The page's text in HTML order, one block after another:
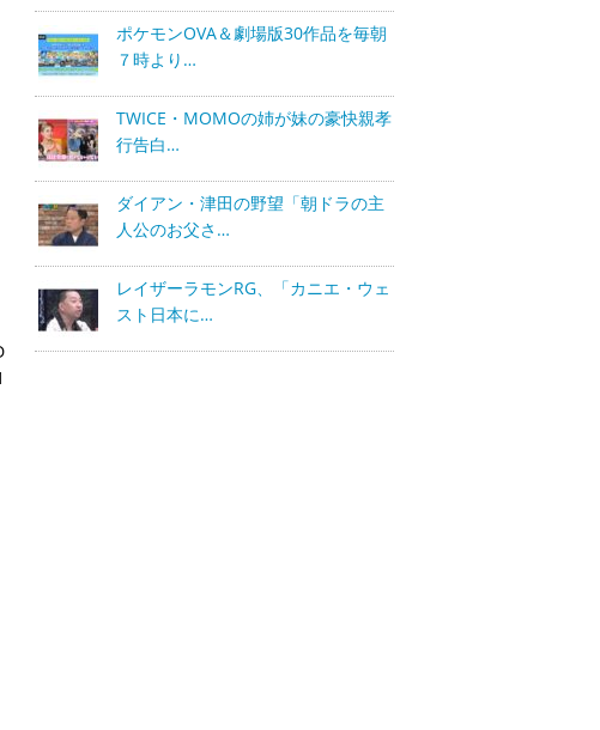
ポケモンOVA＆劇場版30作品を毎朝
７時より…
TWICE・MOMOの姉が妹の豪快親孝
行告白…
ダイアン・津田の野望「朝ドラの主
人公のお父さ…
レイザーラモンRG、「カニエ・ウェ
スト日本に…